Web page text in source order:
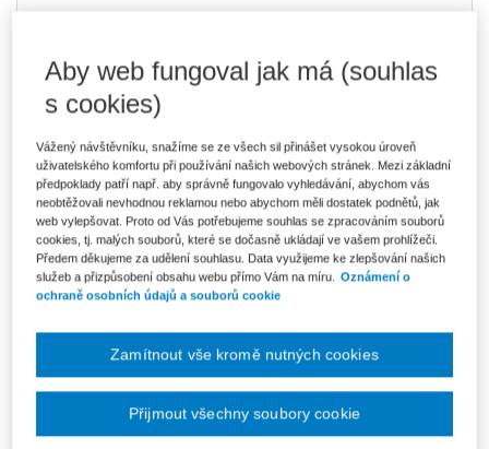
527 Kč
E-kniha Smarteca + soubory ke stažení
V prodeji - ihned k dispozici
Co je Smarteca?
Kde najdu soubory e-knih?
Upozorňujeme, že v období od 1.8. do 21.8. z technických
důvodů nemůžeme vystavovat daňové doklady. Budou vám
zaslány dodatečně e-mailem.
ks Vložit do košíku
Ke stažení
Ukázka
Aby web fungoval jak má (souhlas
s cookies)
Vážený návštěvníku, snažíme se ze všech sil přinášet vysokou úroveň
uživatelského komfortu při používání našich webových stránek. Mezi základní
předpoklady patří např. aby správně fungovalo vyhledávání, abychom vás
neobtěžovali nevhodnou reklamou nebo abychom měli dostatek podnětů, jak
web vylepšovat. Proto od Vás potřebujeme souhlas se zpracováním souborů
cookies, tj. malých souborů, které se dočasně ukládají ve vašem prohlížeči.
Předem děkujeme za udělení souhlasu. Data využijeme ke zlepšování našich
služeb a přizpůsobení obsahu webu přímo Vám na míru.
Oznámení o
ochraně osobních údajů a souborů cookie
Zamítnout vše kromě nutných cookies
Přijmout všechny soubory cookie